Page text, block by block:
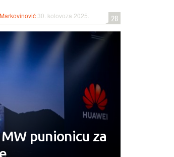
30. kolovoza 2025. 28
punionicu za